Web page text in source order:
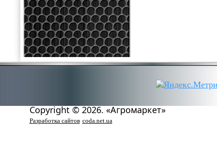
Copyright © 2026. «Агромаркет»
Разработка сайтов coda.net.ua